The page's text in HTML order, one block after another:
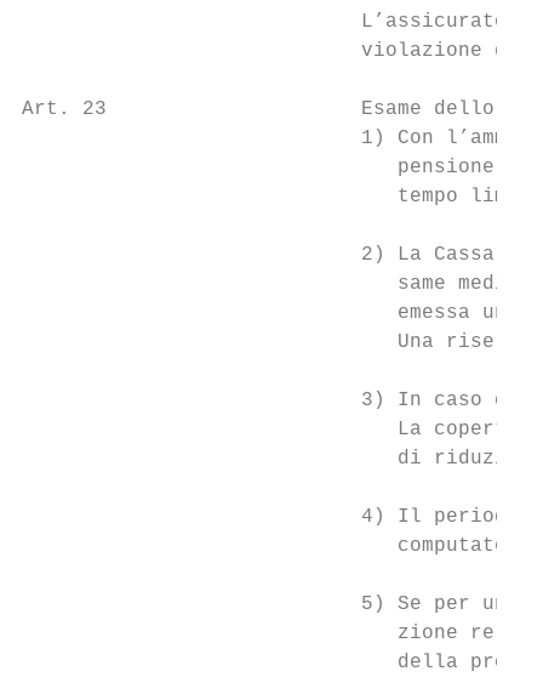
L’assicurato
violazione
Art. 23                     Esame dello
1) Con
pensione 2
tempo
2) La Cassa
same
emessa
Una
3) In caso di
La
di
4) Il periodo
computato
5) Se per una
zione
della